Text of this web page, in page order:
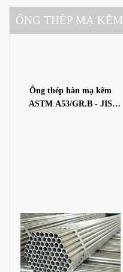
ỐNG THÉP MẠ KẼM
Ông thép hàn mạ kẽm
ASTM A53/GR.B - JIS